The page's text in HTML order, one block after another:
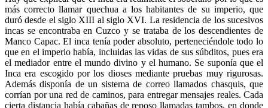
más correcto llamar quechua a los habitantes de su imperio, que
duró desde el siglo XIII al siglo XVI. La residencia de los sucesivos
incas se encontraba en Cuzco y se trataba de los descendientes de
Manco Capac. El inca tenía poder absoluto, perteneciéndole todo lo
que en el imperio había, incluidas las vidas de sus súbditos, pues era
el mediador entre el mundo divino y el humano. Se suponía que el
Inca era escogido por los dioses mediante pruebas muy rigurosas.
Además disponía de un sistema de correo llamados chasquis, que
corrían por una red de caminos, para entregar mensajes reales. Cada
cierta distancia había cabañas de reposo llamadas tambos, en donde